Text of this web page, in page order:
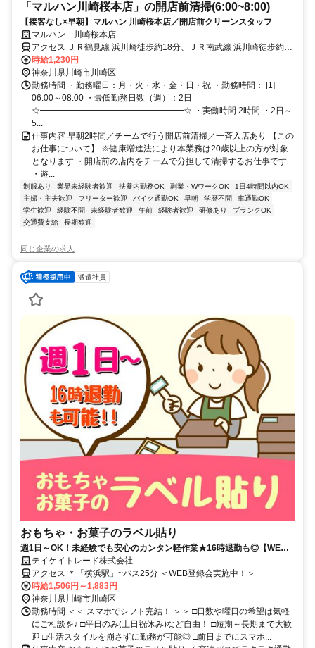
「マルハン川崎桜本店」の開店前清掃(6:00~8:00)
【接客なし×早朝】マルハン 川崎桜本店／開店前クリーンスタッフ
マルハン 川崎桜本店
アクセス ＪＲ鶴見線 浜川崎徒歩約18分、ＪＲ南武線 浜川崎徒歩約18
分、ＪＲ鶴見線 昭和徒歩約19分 浜川崎駅から自転車で11分
時給1,230円
神奈川県川崎市川崎区
勤務時間 ・勤務曜日：月・火・水・金・日・祝 ・勤務時間： [1]
06:00～08:00 ・最低勤務日数（週）：2日
☆━━━━━━━━━━━━━━━━━☆ ・実働時間 2時間 ・2日～
5...
仕事内容 早朝2時間／チームで行う開店前清掃／一斉入店あり 【この
お仕事について】 ※健康増進法により本業務は20歳以上の方が対象
となります ・開店前の店内をチームで分担して清掃するお仕事です
・遊...
制服あり 業界未経験者歓迎 扶養内勤務OK 副業・WワークOK
1日4時間以内OK
主婦・主夫歓迎
フリーター歓迎 バイク通勤OK 早朝 学歴不問
車通勤OK
学生歓迎
経験不問 未経験者歓迎 午前 経験者歓迎 研修あり
ブランクOK
交通費支給
長期歓迎
同じ企業の求人
派遣社員
おもちゃ・お菓子のラベル貼り
週1日～OK！未経験でも安心のカンタン軽作業★16時退勤も◎【WEB
登録会実施中】
テイケイトレード株式会社
アクセス ＊「横浜駅」~バス25分 ＜WEB登録会実施中！＞
時給1,506円～1,883円
神奈川県川崎市川崎区
勤務時間 ＜＜ スマホでシフト完結！ ＞＞ □日数や曜日の希望は気軽
にご相談を♪ □平日のみ(土日祝休み)など自由！ □短期～長期まで大歓
迎 □生活スタイルを崩さずに勤務が可能◎ □前日までにスマホ...